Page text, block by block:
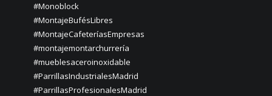
#Monoblock
#MontajeBufésLibres
#MontajeCafeteríasEmpresas
#montajemontarchurrería
#mueblesaceroinoxidable
#ParrillasIndustrialesMadrid
#ParrillasProfesionalesMadrid